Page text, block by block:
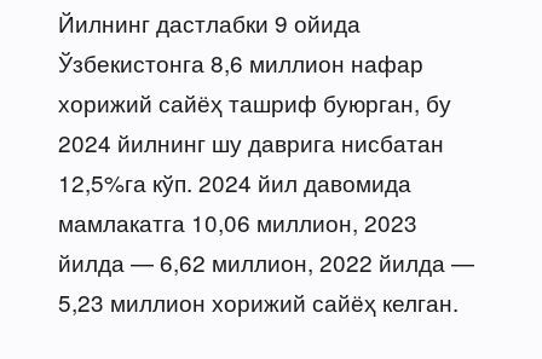
Йилнинг дастлабки 9 ойида
Ўзбекистонга 8,6 миллион нафар
хорижий сайёҳ ташриф буюрган, бу
2024 йилнинг шу даврига нисбатан
12,5%га кўп. 2024 йил давомида
мамлакатга 10,06 миллион, 2023
йилда — 6,62 миллион, 2022 йилда —
5,23 миллион хорижий сайёҳ келган.